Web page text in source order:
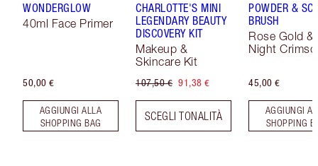
WONDERGLOW
40ml Face Primer
50,00 €
AGGIUNGI ALLA
SHOPPING BAG
CHARLOTTE'S MINI
LEGENDARY BEAUTY
DISCOVERY KIT
Makeup &
Skincare Kit
107,50 € 91,38 €
SCEGLI TONALITÀ
POWDER &
BRUSH
Rose Gold &
Night
45,00 €
AGGIUNGI
SHOPPING